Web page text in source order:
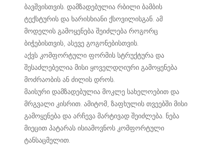
ბავშვისთვის. დამზადებულია რბილი ბამბის
ტექსტურის და ხარისხიანი ქსოვილისგან. ამ
მოდელის გამოყენება შეიძლება როგორც
ბიჭებისთვის, ასევე გოგონებისთვის.
აქვს კომფორტული ფორმის სტრუქტურა და
შესაძლებელია მისი ყოველდღიური გამოყენება
მოძრაობის ან ძილის დროს.
მაისური დამზადებულია მოკლე სახელოებით და
მრგვალი კისრით. ამიტომ, ზაფხულის თვეებში მისი
გამოყენება და არჩევა მარტივად შეიძლება. ნება
მიეცით პატარას ისიამოვნოს კომფორტული
ტანსაცმელით.